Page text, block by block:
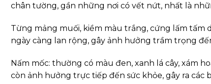
chân tường, gần những nơi có vết nứt, nhất là
Từng mảng muối, kiềm màu trắng, cứng lấm tấm
ngày càng lan rộng, gây ảnh hưởng trầm trọng
Nấm mốc: thường có màu đen, xanh lá cây, xám
còn ảnh hưởng trực tiếp đến sức khỏe, gây ra các